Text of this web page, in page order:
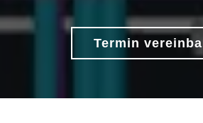
Termin